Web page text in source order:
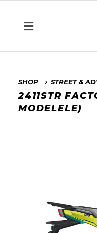
SHOP STREET &
2411STR
MODELELE)